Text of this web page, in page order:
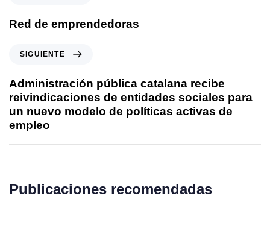
Red de emprendedoras
SIGUIENTE
Administración pública catalana recibe
reivindicaciones de entidades sociales para
un nuevo modelo de políticas activas de
empleo
Publicaciones recomendadas